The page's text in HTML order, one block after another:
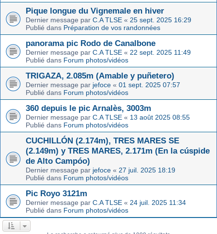
Pique longue du Vignemale en hiver
Dernier message par C.A TLSE « 25 sept. 2025 16:29
Publié dans Préparation de vos randonnées
panorama pic Rodo de Canalbone
Dernier message par C.A TLSE « 22 sept. 2025 11:49
Publié dans Forum photos/vidéos
TRIGAZA, 2.085m (Amable y puñetero)
Dernier message par jefoce « 01 sept. 2025 07:57
Publié dans Forum photos/vidéos
360 depuis le pic Arnalès, 3003m
Dernier message par C.A TLSE « 13 août 2025 08:55
Publié dans Forum photos/vidéos
CUCHILLÓN (2.174m), TRES MARES SE
(2.149m) y TRES MARES, 2.171m (En la cúspide
de Alto Campóo)
Dernier message par jefoce « 27 juil. 2025 18:19
Publié dans Forum photos/vidéos
Pic Royo 3121m
Dernier message par C.A TLSE « 24 juil. 2025 11:34
Publié dans Forum photos/vidéos